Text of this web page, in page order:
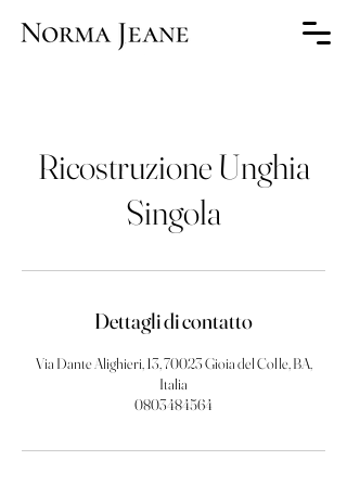
Ricostruzione Unghia
Singola
Dettagli di contatto
Via Dante Alighieri, 13, 70023 Gioia del Colle, BA,
Italia
0803484564